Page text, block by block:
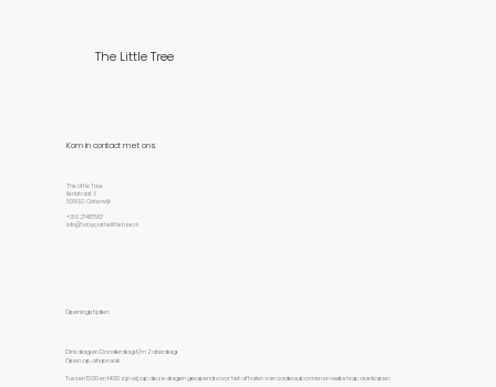
The Little Tree
Kom in contact met ons
The Little Tree
Kerkstraat 3
5061 EG Oisterwijk
+31 6 27487567
info@babyspathelittletree.nl
Openingstijden:
Dinsdag en Donderdag t/m Zaterdag
Open op afspraak
Tussen 13:00 en 14:00 zijn wij op deze dagen geopend voor het afhalen van cadeaubonnen en webshop aankopen.